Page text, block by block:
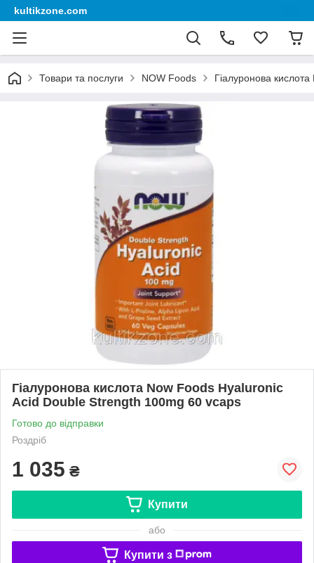
kultikzone.com
Товари та послуги NOW Foods Гіалуронова
Гіалуронова кислота Now Foods Hyaluronic
Acid Double Strength 100mg 60 vcaps
Готово до відправки
Роздріб
1 035 ₴
Купити
або
Купити з